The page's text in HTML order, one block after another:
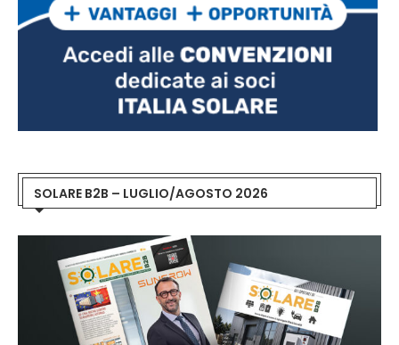
SOLARE B2B – LUGLIO/AGOSTO 2026